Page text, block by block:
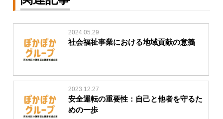
2024.05.29
社会福祉事業における地域貢献の意義
2023.12.27
安全運転の重要性：自己と他者を守るた
めの一歩